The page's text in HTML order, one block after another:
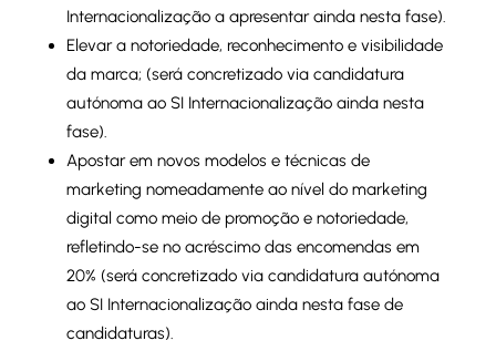
Internacionalização a apresentar ainda nesta fase).
Elevar a notoriedade, reconhecimento e visibilidade
da marca; (será concretizado via candidatura
autónoma ao SI Internacionalização ainda nesta
fase).
Apostar em novos modelos e técnicas de
marketing nomeadamente ao nível do marketing
digital como meio de promoção e notoriedade,
refletindo-se no acréscimo das encomendas em
20% (será concretizado via candidatura autónoma
ao SI Internacionalização ainda nesta fase de
candidaturas).